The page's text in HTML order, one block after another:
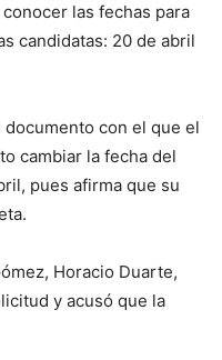
conocer las fechas para
candidatas: 20 de abril
con el que el
cambiar la fecha del
pues afirma que su
Horacio Duarte,
y acusó que la